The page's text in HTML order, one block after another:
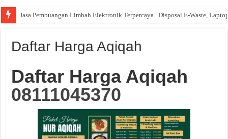
Jasa Pembuangan Limbah Elektronik Terpercaya | Disposal E-Waste,
Daftar Harga Aqiqah
Daftar Harga Aqiqah
08111045370